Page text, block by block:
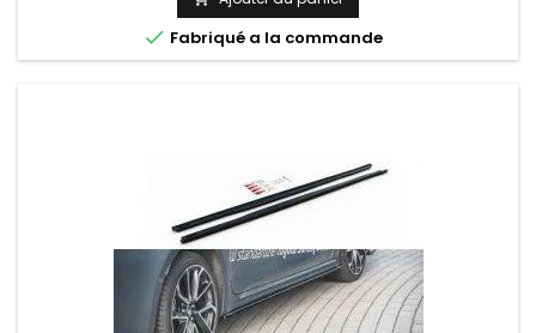
 Fabriqué a la commande